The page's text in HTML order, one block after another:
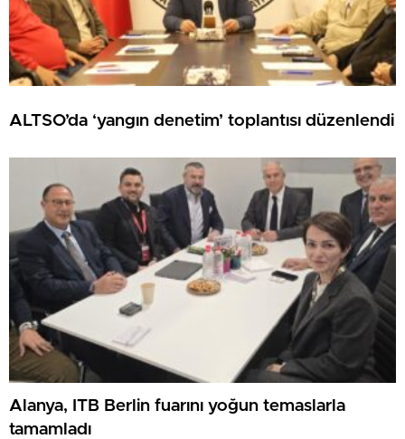
ALTSO’da ‘yangın denetim’ toplantısı düzenlendi
Alanya, ITB Berlin fuarını yoğun temaslarla
tamamladı